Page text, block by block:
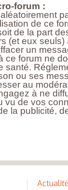
forum :
de ce
de la part
(et eux
un
ce forum ne
santé.
ou ses
au
à ne
vu de vos
la publicité,